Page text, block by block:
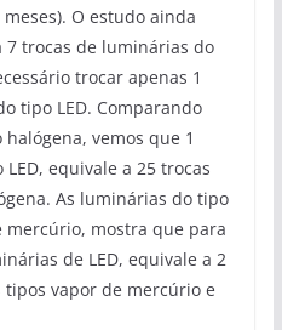
O estudo ainda
trocas de luminárias do
trocar apenas 1
tipo LED. Comparando
vemos que 1
equivale a 25 trocas
As luminárias do tipo
mercúrio, mostra que para
de LED, equivale a 2
vapor de mercúrio e